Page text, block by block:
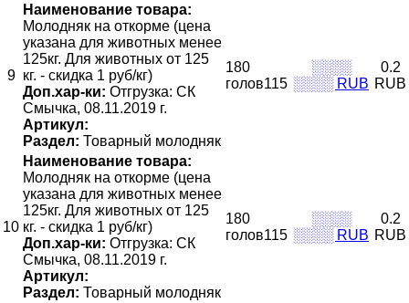
9
Наименование товара:
Молодняк на откорме (цена
указана для животных менее
125кг. Для животных от 125
кг. - скидка 1 руб/кг)
Доп.хар-ки: Отгрузка: СК
Смычка, 08.11.2019 г.
Артикул:
Раздел: Товарный молодняк
180
голов115
░░░░
░░░░ RUB
0.2
RUB
10
Наименование товара:
Молодняк на откорме (цена
указана для животных менее
125кг. Для животных от 125
кг. - скидка 1 руб/кг)
Доп.хар-ки: Отгрузка: СК
Смычка, 08.11.2019 г.
Артикул:
Раздел: Товарный молодняк
180
голов115
░░░░
░░░░ RUB
0.2
RUB